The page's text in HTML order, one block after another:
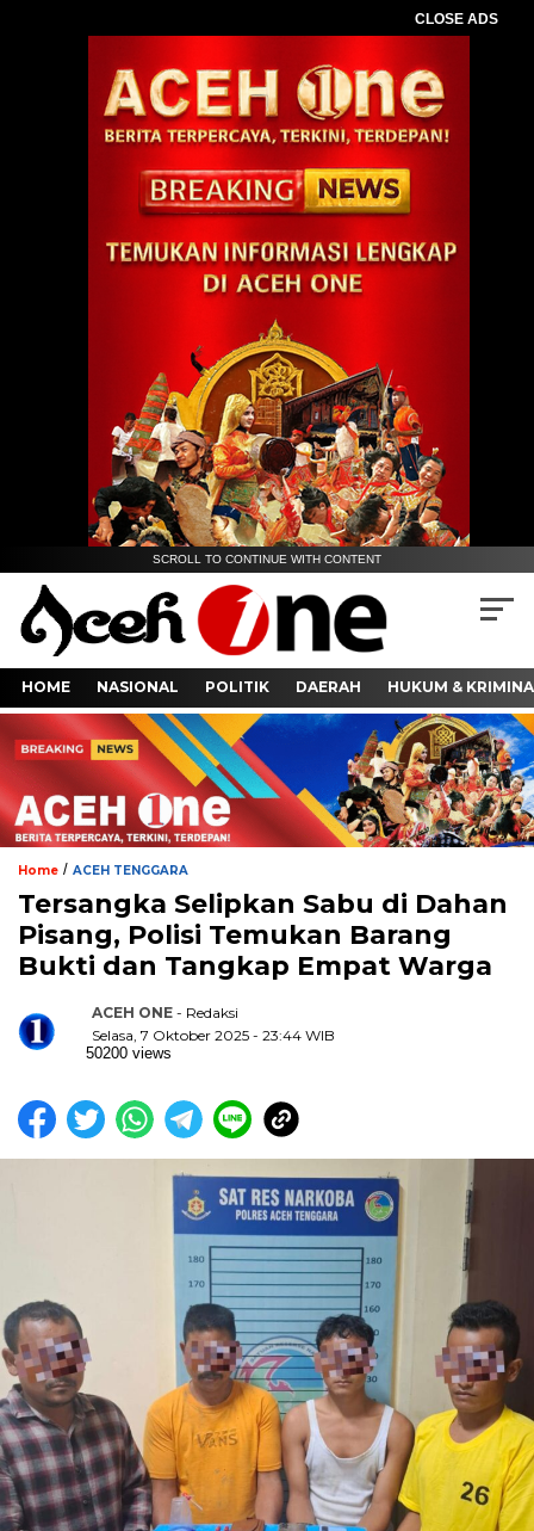
CLOSE ADS
SCROLL TO CONTINUE WITH CONTENT
HOME NASIONAL POLITIK DAERAH HUKUM &
Home / ACEH TENGGARA
Tersangka Selipkan Sabu di Dahan
Pisang, Polisi Temukan Barang
Bukti dan Tangkap Empat Warga
ACEH ONE - Redaksi
Selasa, 7 Oktober 2025 - 23:44 WIB
50200 views